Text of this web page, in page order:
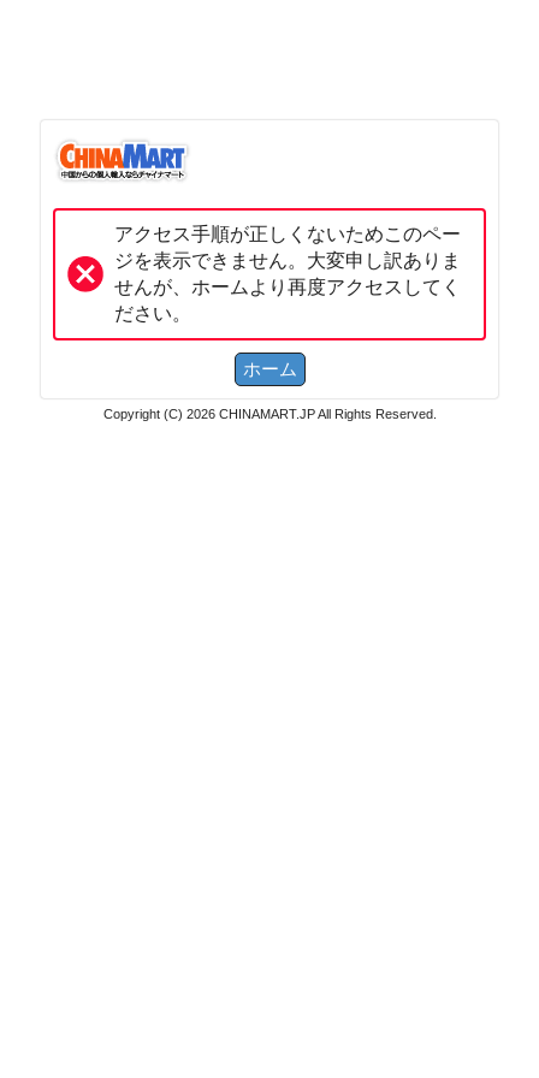
アクセス手順が正しくないためこのペー
ジを表示できません。大変申し訳ありま
せんが、ホームより再度アクセスしてく
ださい。
Copyright (C) 2026 CHINAMART.JP All Rights Reserved.